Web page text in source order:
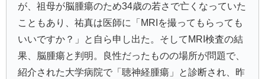
が、祖母が脳腫瘍のため34歳の若さで亡くなっていた
こともあり、祐真は医師に「MRIを撮ってもらっても
いいですか？」と自ら申し出た。そしてMRI検査の結
果、脳腫瘍と判明。良性だったものの場所が問題で、
紹介された大学病院で「聴神経腫瘍」と診断され、昨